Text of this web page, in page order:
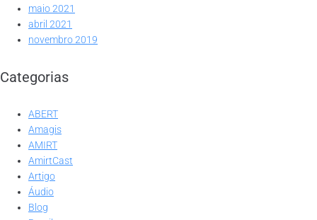
maio 2021
abril 2021
novembro 2019
Categorias
ABERT
Amagis
AMIRT
AmirtCast
Artigo
Áudio
Blog